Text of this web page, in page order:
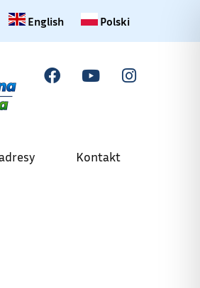
Change language to English
English Zmiana języka na polski
Polski
Kontakt